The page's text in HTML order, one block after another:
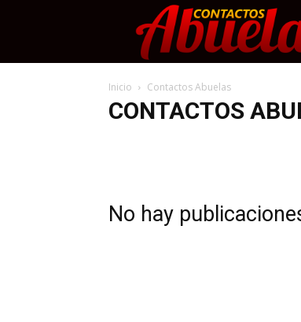
Inicio Contactos Abuelas
CONTACTOS
No hay